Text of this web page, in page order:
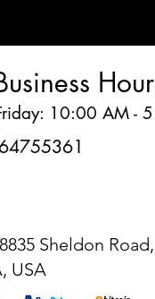
10:00 AM -
Sheldon
USA